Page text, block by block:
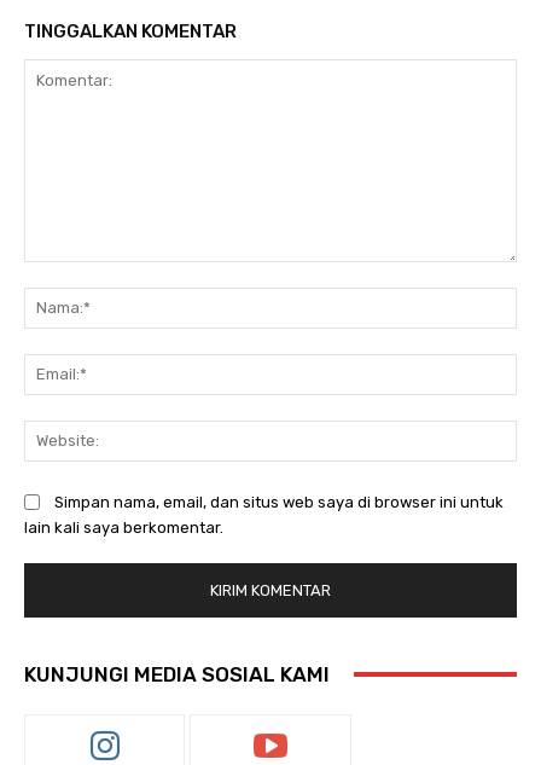
TINGGALKAN KOMENTAR
Simpan nama, email, dan situs web saya di browser ini untuk
lain kali saya berkomentar.
KUNJUNGI MEDIA SOSIAL KAMI